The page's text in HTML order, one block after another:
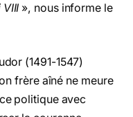
», nous informe le
(1491-1547)
frère aîné ne meure
politique avec